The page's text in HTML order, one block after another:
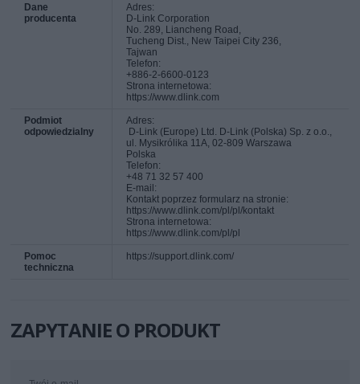
Dane
producenta
Adres:
D-Link Corporation
No. 289, Liancheng Road,
Tucheng Dist., New Taipei City 236,
Tajwan
Telefon:
+886-2-6600-0123
Strona internetowa:
https://www.dlink.com
Podmiot
odpowiedzialny
Adres:
D‑Link (Europe) Ltd. D-Link (Polska) Sp. z o.o.,
ul. Mysikrólika 11A, 02-809 Warszawa
Polska
Telefon:
+48 71 32 57 400
E-mail:
Kontakt poprzez formularz na stronie:
https://www.dlink.com/pl/pl/kontakt
Strona internetowa:
https://www.dlink.com/pl/pl
Pomoc
techniczna
https://support.dlink.com/
ZAPYTANIE O PRODUKT